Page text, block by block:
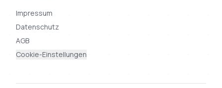
Impressum
Datenschutz
AGB
Cookie-Einstellungen